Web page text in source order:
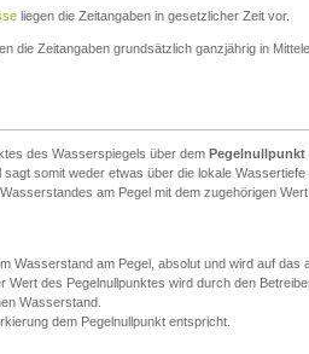
liegen die Zeitangaben in gesetzlicher Zeit vor.
die Zeitangaben grundsätzlich ganzjährig in
des Wasserspiegels über dem Pegelnullpunkt
somit weder etwas über die lokale
am Pegel mit dem zugehörigen
Wasserstand am Pegel, absolut und wird auf
des Pegelnullpunktes wird durch den
Wasserstand.
dem Pegelnullpunkt entspricht.